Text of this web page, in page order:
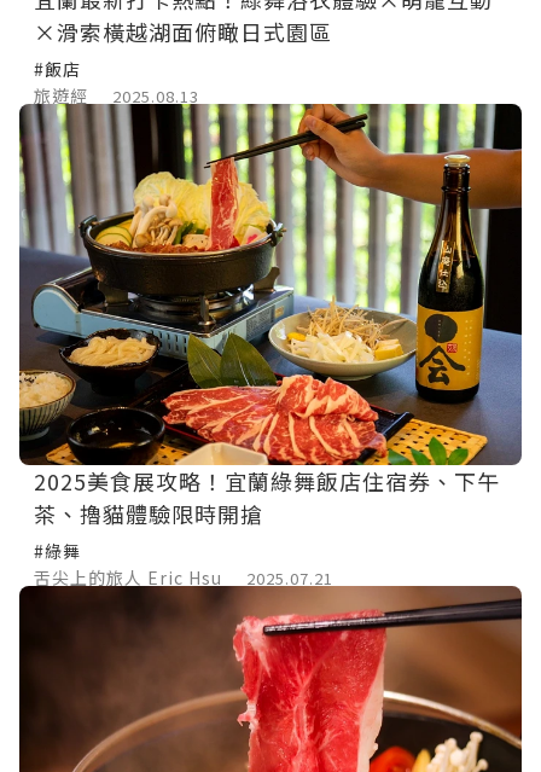
×滑索橫越湖面俯瞰日式園區
#飯店
旅遊經
2025.08.13
2025美食展攻略！宜蘭綠舞飯店住宿券、下午
茶、擼貓體驗限時開搶
#綠舞
舌尖上的旅人 Eric Hsu
2025.07.21